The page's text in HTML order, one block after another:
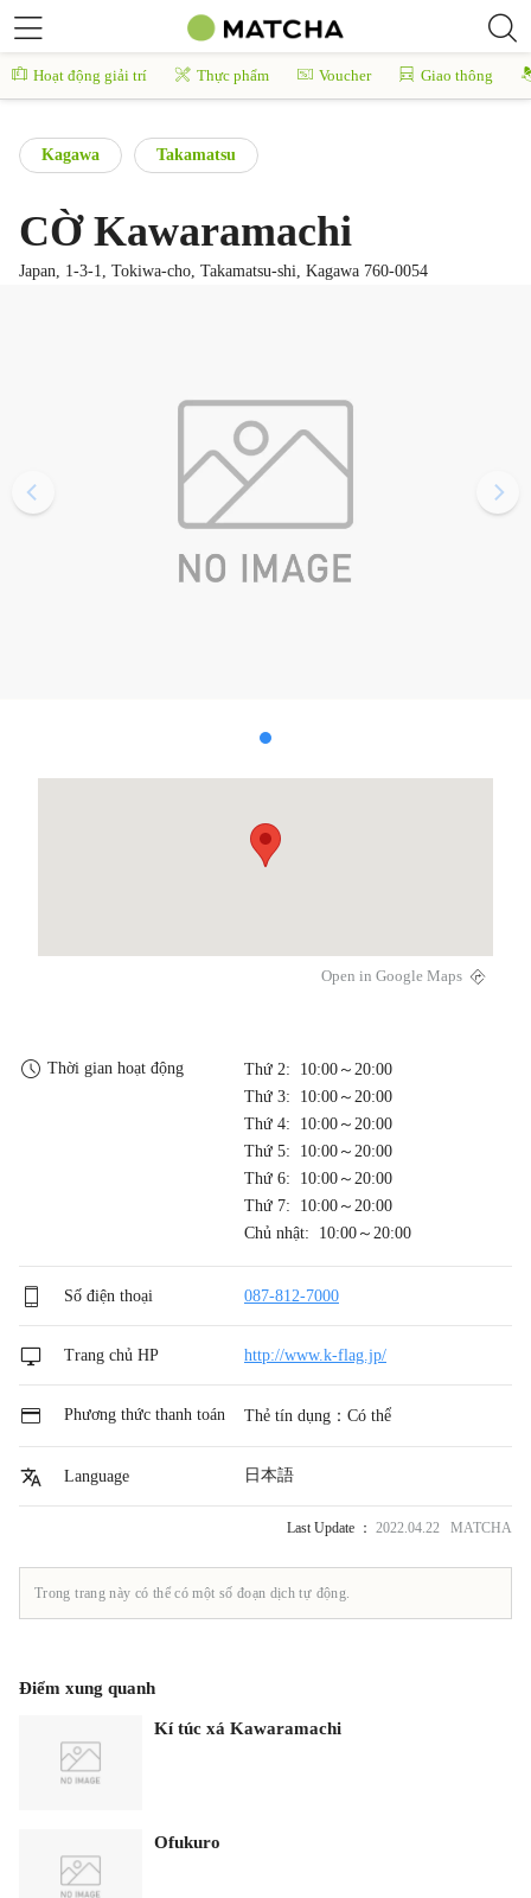
Hoạt động giải trí Thực phẩm Voucher Giao thông
Kagawa Takamatsu
CỜ Kawaramachi
Japan, 1-3-1, Tokiwa-cho, Takamatsu-shi, Kagawa 760-0054
Open in Google Maps
Thời gian hoạt động
Thứ 2: 10:00～20:00
Thứ 3: 10:00～20:00
Thứ 4: 10:00～20:00
Thứ 5: 10:00～20:00
Thứ 6: 10:00～20:00
Thứ 7: 10:00～20:00
Chủ nhật: 10:00～20:00
Số điện thoại 087-812-7000
Trang chủ HP http://www.k-flag.jp/
Phương thức thanh toán Thẻ tín dụng：Có thể
Language 日本語
Last Update ： 2022.04.22 MATCHA
Trong trang này có thể có một số đoạn dịch tự động.
Điểm xung quanh
Kí túc xá Kawaramachi
Ofukuro